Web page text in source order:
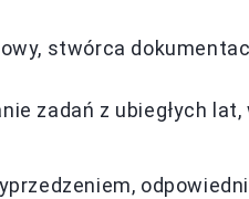
stwórca
zadań z ubiegłych